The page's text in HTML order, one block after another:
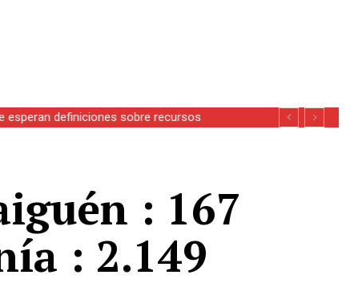
esperan definiciones sobre recursos
: 167
: 2.149